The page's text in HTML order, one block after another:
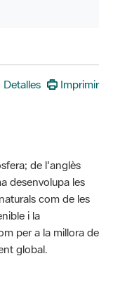
Detalles Imprimir
de l'anglès
desenvolupa les
com de les
i la
per a la millora de
global.